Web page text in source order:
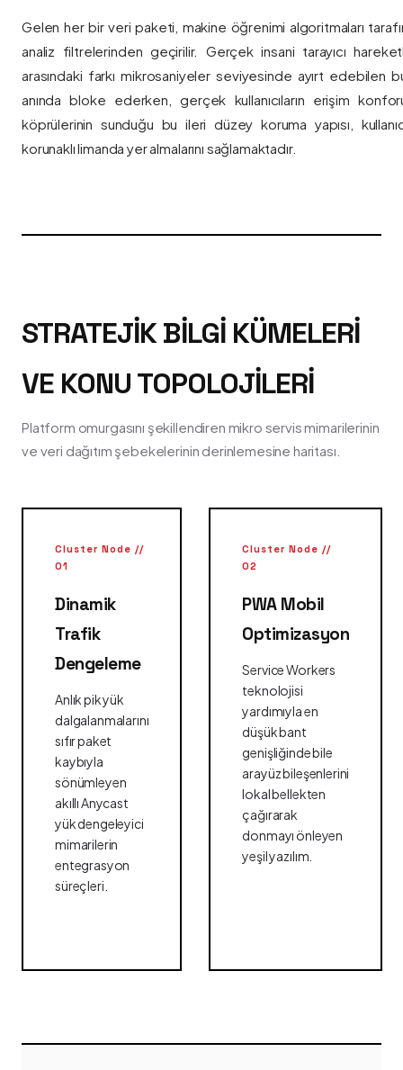
Gelen her bir veri paketi, makine öğrenimi algoritmaları
analiz filtrelerinden geçirilir. Gerçek insani tarayıcı
arasındaki farkı mikrosaniyeler seviyesinde ayırt edebilen
anında bloke ederken, gerçek kullanıcıların erişim
köprülerinin sunduğu bu ileri düzey koruma yapısı,
korunaklı limanda yer almalarını sağlamaktadır.
STRATEJIK BILGI KÜMELERI
VE KONU TOPOLOJILERI
Platform omurgasını şekillendiren mikro servis mimarilerinin
ve veri dağıtım şebekelerinin derinlemesine haritası.
Cluster Node //
01
Dinamik
Trafik
Dengeleme
Anlık pik yük
dalgalanmalarını
sıfır paket
kaybıyla
sönümleyen
akıllı Anycast
yük dengeleyici
mimarilerin
entegrasyon
süreçleri.
Cluster Node //
02
PWA Mobil
Optimizasyon
Service Workers
teknolojisi
yardımıyla en
düşük bant
genişliğinde bile
arayüz bileşenlerini
lokal bellekten
çağırarak
donmayı önleyen
yeşil yazılım.